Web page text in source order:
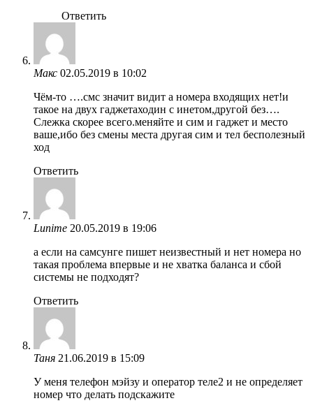
Ответить
Макс 02.05.2019 в 10:02
Чём-то ….смс значит видит а номера входящих нет!и
такое на двух гаджетаходин с инетом,другой без….
Слежка скорее всего.меняйте и сим и гаджет и место
ваше,ибо без смены места другая сим и тел бесполезный
ход
Ответить
Lunime 20.05.2019 в 19:06
а если на самсунге пишет неизвестный и нет номера но
такая проблема впервые и не хватка баланса и сбой
системы не подходят?
Ответить
Таня 21.06.2019 в 15:09
У меня телефон мэйзу и оператор теле2 и не определяет
номер что делать подскажите